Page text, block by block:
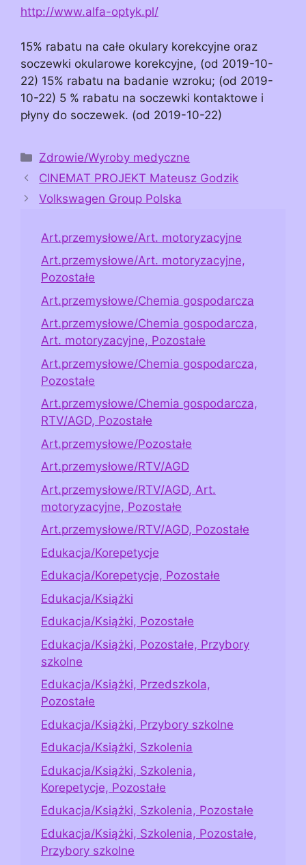
http://www.alfa-optyk.pl/
15% rabatu na całe okulary korekcyjne oraz
soczewki okularowe korekcyjne, (od 2019-10-
22) 15% rabatu na badanie wzroku; (od 2019-
10-22) 5 % rabatu na soczewki kontaktowe i
płyny do soczewek. (od 2019-10-22)
Kategorie
Zdrowie/Wyroby medyczne
CINEMAT PROJEKT Mateusz Godzik
Volkswagen Group Polska
Art.przemysłowe/Art. motoryzacyjne
Art.przemysłowe/Art. motoryzacyjne,
Pozostałe
Art.przemysłowe/Chemia gospodarcza
Art.przemysłowe/Chemia gospodarcza,
Art. motoryzacyjne, Pozostałe
Art.przemysłowe/Chemia gospodarcza,
Pozostałe
Art.przemysłowe/Chemia gospodarcza,
RTV/AGD, Pozostałe
Art.przemysłowe/Pozostałe
Art.przemysłowe/RTV/AGD
Art.przemysłowe/RTV/AGD, Art.
motoryzacyjne, Pozostałe
Art.przemysłowe/RTV/AGD, Pozostałe
Edukacja/Korepetycje
Edukacja/Korepetycje, Pozostałe
Edukacja/Książki
Edukacja/Książki, Pozostałe
Edukacja/Książki, Pozostałe, Przybory
szkolne
Edukacja/Książki, Przedszkola,
Pozostałe
Edukacja/Książki, Przybory szkolne
Edukacja/Książki, Szkolenia
Edukacja/Książki, Szkolenia,
Korepetycje, Pozostałe
Edukacja/Książki, Szkolenia, Pozostałe
Edukacja/Książki, Szkolenia, Pozostałe,
Przybory szkolne